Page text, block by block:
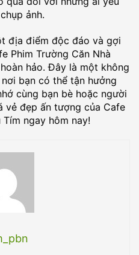
ảnh.
địa điểm độc đáo và gợi
Phim Trường Căn Nhà
hảo. Đây là một không
bạn có thể tận hưởng
cùng bạn bè hoặc người
vẻ đẹp ấn tượng của Cafe
Tím ngay hôm nay!